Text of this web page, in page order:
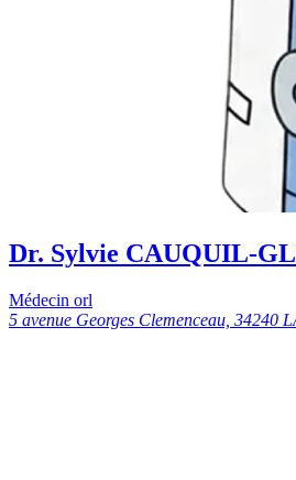
Dr. Sylvie CAUQUIL-
Médecin orl
5 avenue Georges Clemenceau, 34240